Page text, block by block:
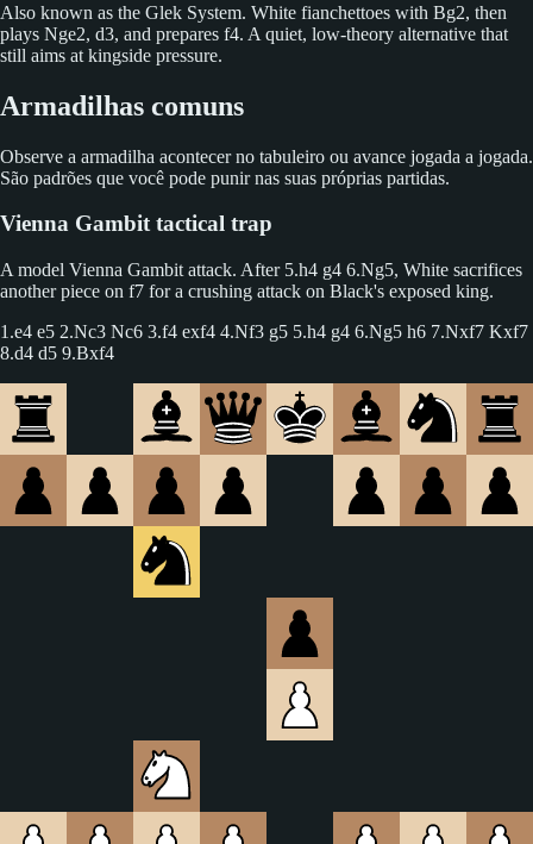
Also known as the Glek System. White fianchettoes with Bg2, then
plays Nge2, d3, and prepares f4. A quiet, low-theory alternative that
still aims at kingside pressure.
Armadilhas comuns
Observe a armadilha acontecer no tabuleiro ou avance jogada a jogada.
São padrões que você pode punir nas suas próprias partidas.
Vienna Gambit tactical trap
A model Vienna Gambit attack. After 5.h4 g4 6.Ng5, White sacrifices
another piece on f7 for a crushing attack on Black's exposed king.
1.e4 e5 2.Nc3 Nc6 3.f4 exf4 4.Nf3 g5 5.h4 g4 6.Ng5 h6 7.Nxf7 Kxf7
8.d4 d5 9.Bxf4